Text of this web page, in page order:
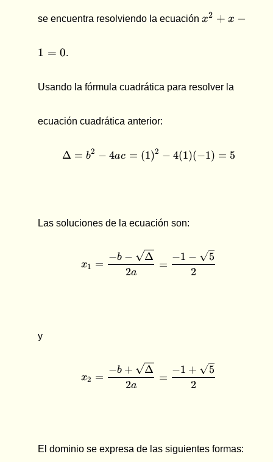
se encuentra resolviendo la ecuación
x^2+x-
1 = 0
x2 + x −
1 = 0.
Usando la fórmula cuadrática para resolver la
ecuación cuadrática anterior:
\Delta = b^2 - 4ac =
Δ = b2 − 4ac = (1)2 − 4(1)(−1) = 5
Las soluciones de la ecuación son:
x_1 = \dfrac{-b-
x1 =
2a
−b − Δ
=
2
−1 − 5
y
x_2 = \dfrac{-
x2 =
2a
−b + Δ
=
2
−1 + 5
El dominio se expresa de las siguientes formas: